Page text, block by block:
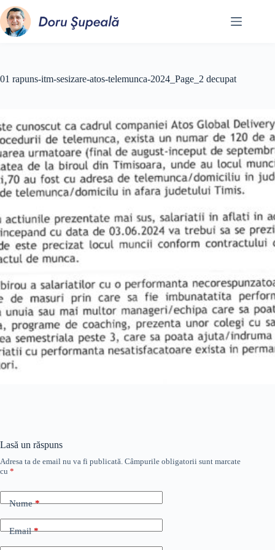
Sari
la
conținut
01 rapuns-itm-sesizare-atos-telemunca-2024_Page_2 decupat
Lasă un răspuns
Adresa ta de email nu va fi publicată. Câmpurile obligatorii sunt marcate
cu *
Nume*
Email*